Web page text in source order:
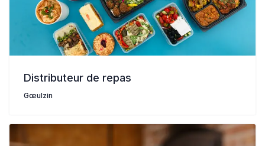
Distributeur de repas
Gœulzin